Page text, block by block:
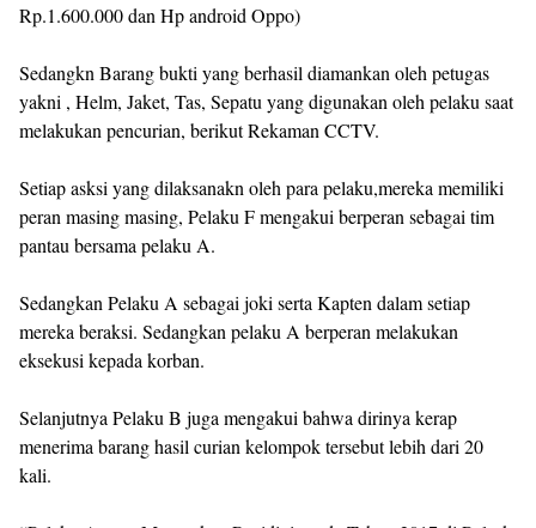
Rp.1.600.000 dan Hp android Oppo)
Sedangkn Barang bukti yang berhasil diamankan oleh petugas
yakni , Helm, Jaket, Tas, Sepatu yang digunakan oleh pelaku saat
melakukan pencurian, berikut Rekaman CCTV.
Setiap asksi yang dilaksanakn oleh para pelaku,mereka memiliki
peran masing masing, Pelaku F mengakui berperan sebagai tim
pantau bersama pelaku A.
Sedangkan Pelaku A sebagai joki serta Kapten dalam setiap
mereka beraksi. Sedangkan pelaku A berperan melakukan
eksekusi kepada korban.
Selanjutnya Pelaku B juga mengakui bahwa dirinya kerap
menerima barang hasil curian kelompok tersebut lebih dari 20
kali.